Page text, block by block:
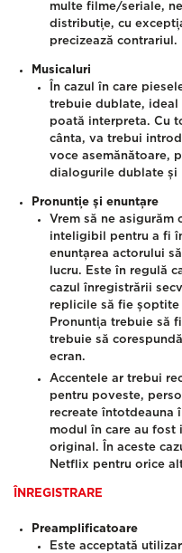
multe filme/seriale,
distribuție, cu
precizează contrariul.
Musicaluri
În cazul în care
trebuie dublate,
poată interpreta. Cu
cânta, va trebui
voce asemănătoare,
dialogurile dublate și
Pronunție și enunțare
Vrem să ne
inteligibil pentru a fi
enunțarea actorului
lucru. Este în regulă
cazul înregistrării
replicile să fie șoptite
Pronunția trebuie să
trebuie să
ecran.
Accentele ar trebui
pentru poveste,
recreate întotdeauna
modul în care au fost
original. În aceste
Netflix pentru orice
ÎNREGISTRARE
Preamplificatoare
Este acceptată